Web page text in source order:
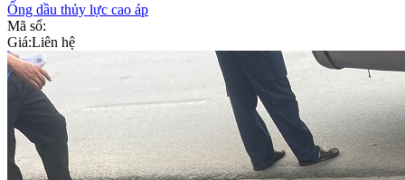
Ống dầu thủy lực cao áp
Mã số:
Giá:Liên hệ